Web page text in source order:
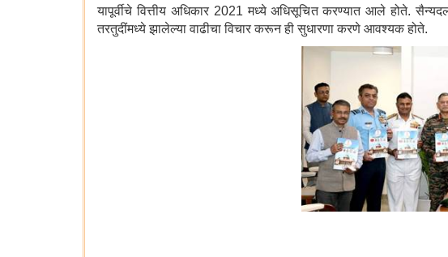
यापूर्वीचे वित्तीय अधिकार 2021 मध्ये अधिसूचित करण्यात आले होते.
तरतुदींमध्ये झालेल्या वाढीचा विचार करून ही सुधारणा करणे आवश्यक होते.